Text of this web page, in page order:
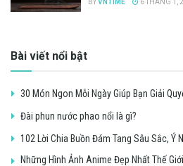
BYVNTIME 6 THÁNG 1,
Bài viết nổi bật
30 Món Ngon Mỗi Ngày Giúp Bạn Giải
Đài phun nước phao nổi là gì?
102 Lời Chia Buồn Đám Tang Sâu Sắc, Ý
Những Hình Ảnh Anime Đẹp Nhất Thế